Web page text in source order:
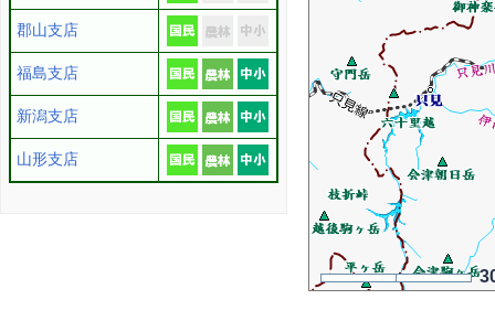
郡山支店
福島支店
新潟支店
山形支店